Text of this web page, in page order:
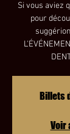
Si vous aviez
pour
Billets
Voir